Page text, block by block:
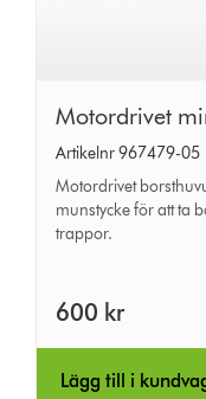
Motordrivet
minimunstycke
Motordrivet
Artikelnr 967479-05
Motordrivet
munstycke för att ta
trappor.
600 kr
Lägg till i